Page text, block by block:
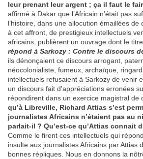
leur prenant leur argent ; ça il faut le
affirmé à Dakar que l’Africain n’était pas
l’histoire, dans une allocution émaillées de
à cet affront, de prestigieux intellectuels
africains, publièrent un ouvrage dont le
répond à Sarkozy : Contre le discours
ils dénonçaient ce discours arrogant,
néocolonialiste, fumeux, archaïque,
intellectuels refusaient à Sarkozy de venir
un discours fait d'appréciations erronées
répondirent dans un exercice magistral de
qu’à Libreville, Richard Attias s’est
journalistes Africains n’étaient pas au
parlait-il ? Qu’est-ce qu’Attias connait
Comme le firent ces intellectuels qui
insulte aux journalistes Africains par Attias
bonnes répliques. Nous en donnons la